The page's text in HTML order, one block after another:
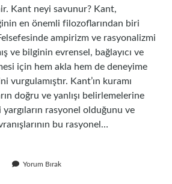
Kant neyi savunur? Kant,
en önemli filozoflarından biri
ampirizm ve rasyonalizmi
ve bilginin evrensel, bağlayıcı ve
için hem akla hem de deneyime
vurgulamıştır. Kant’ın kuramı
doğru ve yanlışı belirlemelerine
yargıların rasyonel olduğunu ve
bu rasyonel…
Yorum Bırak